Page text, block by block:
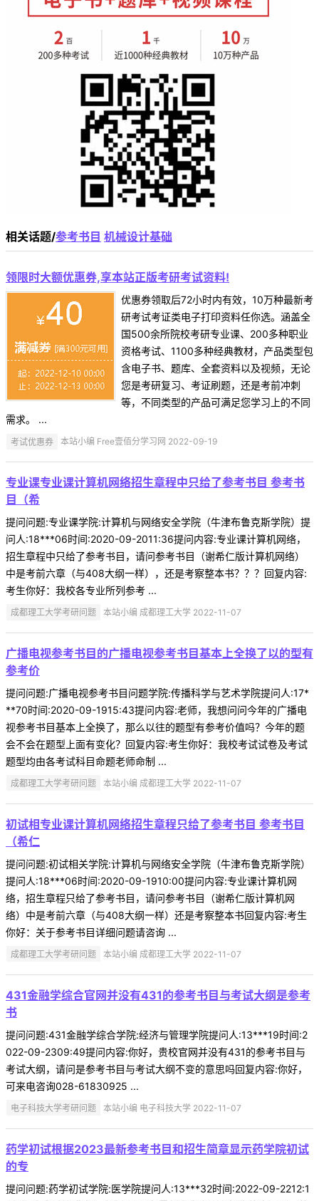
相关话题/参考书目 机械设计基础
领限时大额优惠券,享本站正版考研考试资料!
优惠券领取后72小时内有效，10万种最新考
研考试考证类电子打印资料任你选。涵盖全
国500余所院校考研专业课、200多种职业
资格考试、1100多种经典教材，产品类型包
含电子书、题库、全套资料以及视频，无论
您是考研复习、考证刷题，还是考前冲刺
等，不同类型的产品可满足您学习上的不同
需求。 ...
考试优惠券 本站小编 Free壹佰分学习网 2022-09-19
专业课专业课计算机网络招生章程中只给了参考书目 参考书
目（希
提问问题:专业课学院:计算机与网络安全学院（牛津布鲁克斯学院）提
问人:18***06时间:2020-09-2011:36提问内容:专业课计算机网络，
招生章程中只给了参考书目，请问参考书目（谢希仁版计算机网络）
中是考前六章（与408大纲一样），还是考察整本书？？？回复内容:
考生你好：我校各专业所列参考 ...
成都理工大学考研问题 本站小编 成都理工大学 2022-11-07
广播电视参考书目的广播电视参考书目基本上全换了以的型有
参考价
提问问题:广播电视参考书目问题学院:传播科学与艺术学院提问人:17*
**70时间:2020-09-1915:43提问内容:老师，我想问问今年的广播电
视参考书目基本上全换了，那么以往的题型有参考价值吗？今年的题
会不会在题型上面有变化？回复内容:考生你好：我校考试试卷及考试
题型均由各考试科目命题老师命制 ...
成都理工大学考研问题 本站小编 成都理工大学 2022-11-07
初试相专业课计算机网络招生章程只给了参考书目 参考书目
（希仁
提问问题:初试相关学院:计算机与网络安全学院（牛津布鲁克斯学院）
提问人:18***06时间:2020-09-1910:00提问内容:专业课计算机网
络，招生章程只给了参考书目，请问参考书目（谢希仁版计算机网
络）中是考前六章（与408大纲一样）还是考察整本书回复内容:考生
你好：关于参考书目详细问题请咨询 ...
成都理工大学考研问题 本站小编 成都理工大学 2022-11-07
431金融学综合官网并没有431的参考书目与考试大纲是参考
书
提问问题:431金融学综合学院:经济与管理学院提问人:13***19时间:2
022-09-2309:49提问内容:你好，贵校官网并没有431的参考书目与
考试大纲，请问是参考书目与考试大纲不变的意思吗回复内容:你好，
可来电咨询028-61830925 ...
电子科技大学考研问题 本站小编 电子科技大学 2022-11-07
药学初试根据2023最新参考书目和招生简章显示药学院初试
的专
提问问题:药学初试学院:医学院提问人:13***32时间:2022-09-2212:1